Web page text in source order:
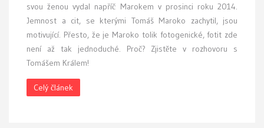
svou ženou vydal napříč Marokem v prosinci roku 2014.
Jemnost a cit, se kterými Tomáš Maroko zachytil, jsou
motivující. Přesto, že je Maroko tolik fotogenické, fotit zde
není až tak jednoduché. Proč? Zjistěte v rozhovoru s
Tomášem Králem!
Celý článek